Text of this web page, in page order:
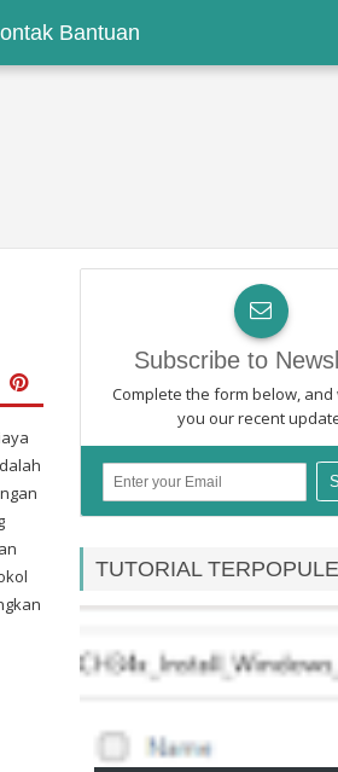
Bantuan
Subscribe to
Complete the form below, and
you our recent
TUTORIAL